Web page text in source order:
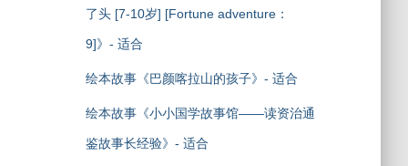
了头 [7-10岁] [Fortune adventure：
9]》- 适合
绘本故事《巴颜喀拉山的孩子》- 适合
绘本故事《小小国学故事馆——读资治通
鉴故事长经验》- 适合